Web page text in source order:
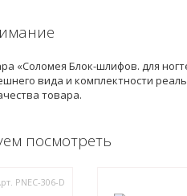
«Соломея Блок-шлифов. для
вида и комплектности
товара.
посмотреть
PNEC-306-D